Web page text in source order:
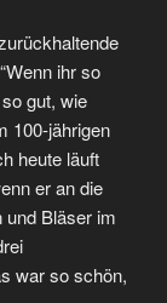
ihr so
gut, wie
100-jährigen
heute läuft
er an die
und Bläser im
war so schön,